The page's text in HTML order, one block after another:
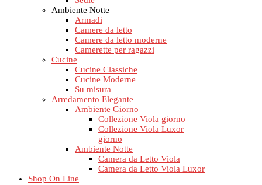
Ambiente Notte
Armadi
Camere da letto
Camere da letto moderne
Camerette per ragazzi
Cucine
Cucine Classiche
Cucine Moderne
Su misura
Arredamento Elegante
Ambiente Giorno
Collezione Viola giorno
Collezione Viola Luxor
giorno
Ambiente Notte
Camera da Letto Viola
Camera da Letto Viola Luxor
Shop On Line